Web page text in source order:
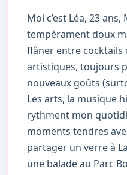
Moi c’est Léa, 23
tempérament doux
flâner entre cocktails
artistiques, toujours
nouveaux goûts
Les arts, la musique
rythment mon
moments tendres
partager un verre à
une balade au Parc